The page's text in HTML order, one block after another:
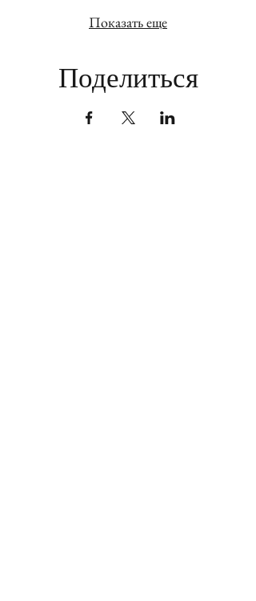
Показать еще
Поделиться